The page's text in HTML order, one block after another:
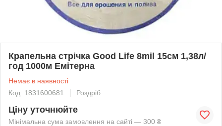
Крапельна стрічка Good Life 8mil 15см 1,38л/
год 1000м Емітерна
Немає в наявності
Код: 1831600681
Роздріб
Ціну уточнюйте
Мінімальна сума замовлення на сайті — 300 ₴